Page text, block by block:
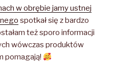
w obrębie jamy ustnej
spotkał się z bardzo
też sporo informacji
wówczas produktów
pomagają!